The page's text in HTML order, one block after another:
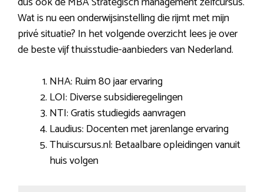
Wat is nu een onderwijsinstelling die rijmt met mijn
privé situatie? In het volgende overzicht lees je over
de beste vijf thuisstudie-aanbieders van Nederland.
NHA: Ruim 80 jaar ervaring
LOI: Diverse subsidieregelingen
NTI: Gratis studiegids aanvragen
Laudius: Docenten met jarenlange ervaring
Thuiscursus.nl: Betaalbare opleidingen vanuit
huis volgen